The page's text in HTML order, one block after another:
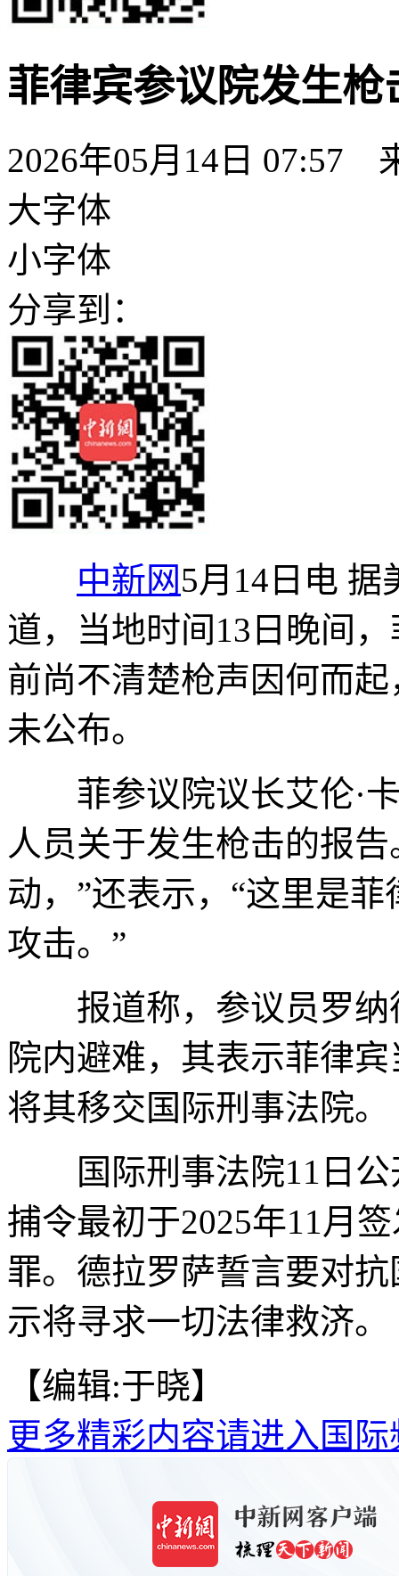
菲律宾参议院发生枪
2026年05月14日 07:57
大字体
小字体
分享到：
中新网5月14日电 据
道，当地时间13日晚间
前尚不清楚枪声因何而
未公布。
菲参议院议长艾伦·卡
人员关于发生枪击的报
动，”还表示，“这里是
攻击。”
报道称，参议员罗纳
院内避难，其表示菲律
将其移交国际刑事法院。
国际刑事法院11日公
捕令最初于2025年11月
罪。德拉罗萨誓言要对
示将寻求一切法律救济。
【编辑:于晓】
更多精彩内容请进入国际